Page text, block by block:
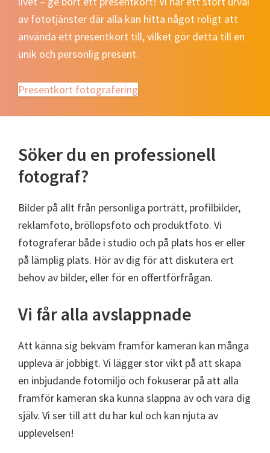
av fototjänster där alla kan hitta något roligt att
använda ett presentkort till, vilket gör detta till en
unik och personlig present.
Presentkort fotografering
Söker du en professionell
fotograf?
Bilder på allt från personliga porträtt, profilbilder,
reklamfoto, bröllopsfoto och produktfoto. Vi
fotograferar både i studio och på plats hos er eller
på lämplig plats. Hör av dig för att diskutera ert
behov av bilder, eller för en offertförfrågan.
Vi får alla avslappnade
Att känna sig bekväm framför kameran kan många
uppleva är jobbigt. Vi lägger stor vikt på att skapa
en inbjudande fotomiljö och fokuserar på att alla
framför kameran ska kunna slappna av och vara dig
själv. Vi ser till att du har kul och kan njuta av
upplevelsen!